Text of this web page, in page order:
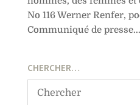
No 116 Werner Renfer,
Communiqué de presse...
CHERCHER…